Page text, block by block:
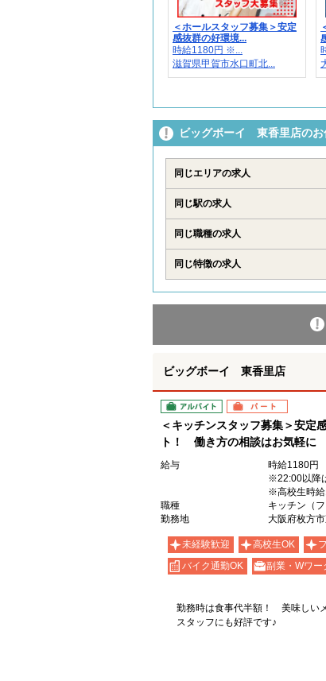
＜ホールスタッフ募集＞安定
感抜群の好環境...
時給1180円 ※...
滋賀県甲賀市水口町北...
ビッグボーイ 東香里店のお
同じエリアの求人
同じ駅の求人
同じ職種の求人
同じ特徴の求人
ビッグボーイ 東香里店
アルバイト パート
＜キッチンスタッフ募集＞安
ト！ 働き方の相談はお気軽に
給与
時給1180円
※22:00以降
※高校生時給
職種
キッチン（
勤務地
大阪府枚方
未経験歓迎 高校生OK
バイク通勤OK
副業・Wワー
勤務時は食事代半額！ 美味しい
スタッフにも好評です♪